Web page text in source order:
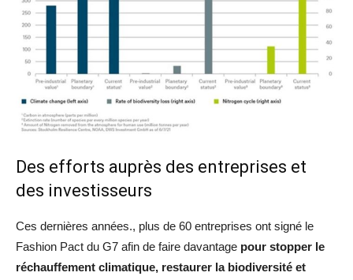
Des efforts auprès des entreprises et
des investisseurs
Ces dernières années., plus de 60 entreprises ont signé le
Fashion Pact du G7 afin de faire davantage pour stopper le
réchauffement climatique, restaurer la biodiversité et